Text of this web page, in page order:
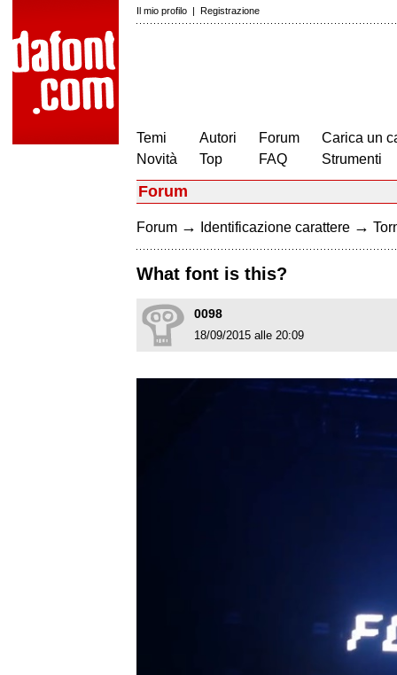
Il mio profilo | Registrazione
Temi
Novità
Autori
Top
Forum
FAQ
Carica un
Strumenti
Forum
Forum → Identificazione carattere →
What font is this?
0098
18/09/2015 alle 20:09